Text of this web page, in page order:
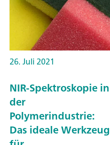
26. Juli 2021
NIR-Spektroskopie in
der
Polymerindustrie:
Das ideale Werkzeug